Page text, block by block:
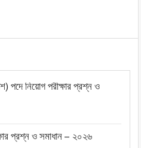
পদে নিয়োগ পরীক্ষার প্রশ্ন ও
প্রশ্ন ও সমাধান – ২০২৬